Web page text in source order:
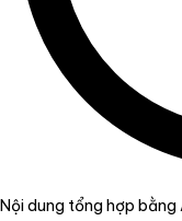
Nội dung tổng hợp bằng